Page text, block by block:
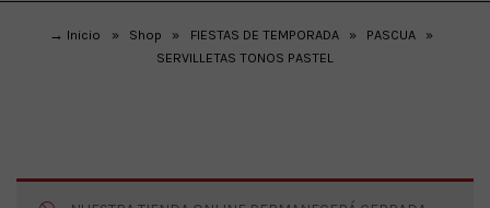
→ Inicio » Shop » FIESTAS DE TEMPORADA » PASCUA
»
SERVILLETAS TONOS PASTEL